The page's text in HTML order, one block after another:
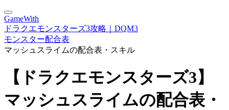
GameWith
ドラクエモンスターズ3攻略｜DQM3
モンスター配合表
マッシュスライムの配合表・スキル
【ドラクエモンスターズ3】
マッシュスライムの配合表・